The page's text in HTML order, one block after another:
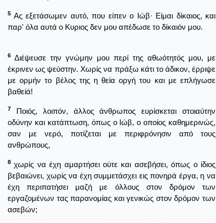
5 Ας εξετάσωμεν αυτό, που είπεν ο Ιώβ· Είμαι δίκαιος, και
παρ' όλα αυτά ο Κυριος δεν μου απέδωσε το δίκαιόν μου.
6 Διέψευσε την γνώμην μου περί της αθωότητός μου, με
έκρινεν ως ψεύστην. Χωρίς να πράξω κάτι το άδικον, έρριψε
με ορμήν το βέλος της η θεία οργή του και με επλήγωσε
βαθείά!
7
Ποιός, λοιπόν, άλλος άνθρωπος ευρίσκεται στοιαύτην
οδύνην και κατάπτωση, όπως ο Ιώβ, ο οποίος καθημερινώς,
σαν με νερό, ποτίζεται με περιφρόνησιν από τους
ανθρώπους,
8 χωρίς να έχη αμαρτήσει ούτε και ασεβήσει, όπως ο ίδιος
βεβαιώνει, χωρίς να έχη συμμετάσχει εις πονηρά έργα, η να
έχη περιπατήσει μαζή με όλλους στον δρόμον των
εργαζομένων τας παρανομίας και γενικώς στον δρόμον των
ασεβών;